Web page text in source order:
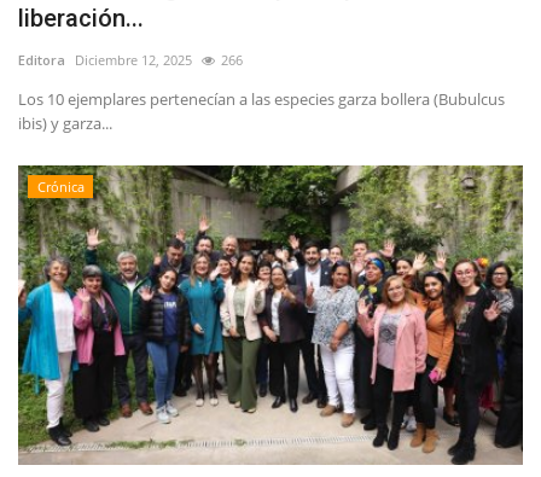
Espectáculos
liberación...
Editora Diciembre 12, 2025 266
Los 10 ejemplares pertenecían a las especies garza bollera (Bubulcus
ibis) y garza...
Crónica